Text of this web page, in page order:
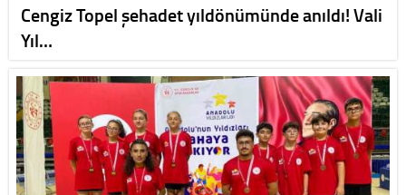
Cengiz Topel şehadet yıldönümünde anıldı! Vali
Yıl…